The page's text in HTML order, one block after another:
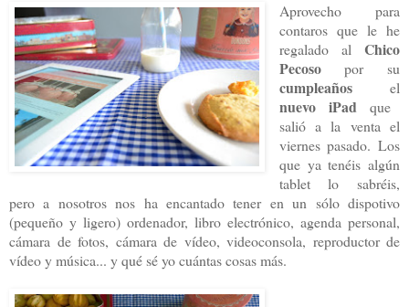
Aprovecho para
contaros que le he
regalado al Chico
Pecosopor su
cumpleañosel
nuevo iPadque
salió a la venta el
viernes pasado. Los
que ya tenéis algún
tablet lo sabréis,
pero a nosotros nos ha encantado tener en un sólo dispotivo
(pequeño y ligero) ordenador, libro electrónico, agenda personal,
cámara de fotos, cámara de vídeo, videoconsola, reproductor de
vídeo y música... y qué sé yo cuántas cosas más.